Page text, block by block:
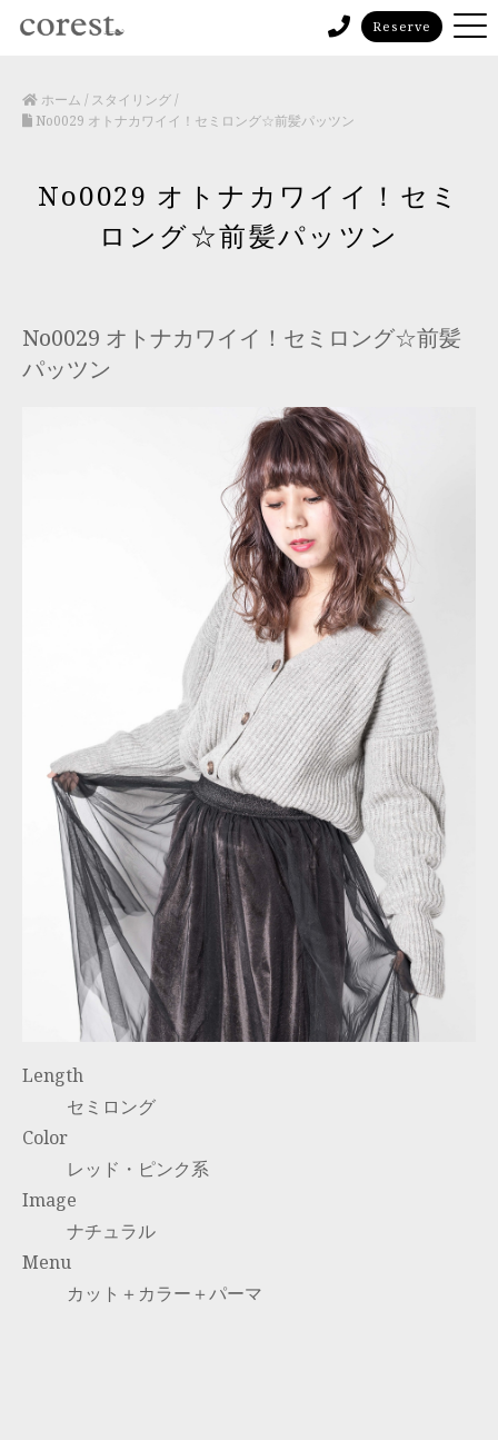
Reserve
ホーム / スタイリング/
No0029 オトナカワイイ！セミロング☆前髪パッツン
No0029 オトナカワイイ！セミ
ロング☆前髪パッツン
No0029 オトナカワイイ！セミロング☆前髪
パッツン
Length
セミロング
Color
レッド・ピンク系
Image
ナチュラル
Menu
カット＋カラー＋パーマ